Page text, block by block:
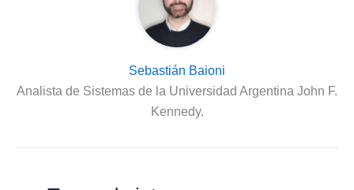
Sebastián Baioni
Analista de Sistemas de la Universidad Argentina John F.
Kennedy.